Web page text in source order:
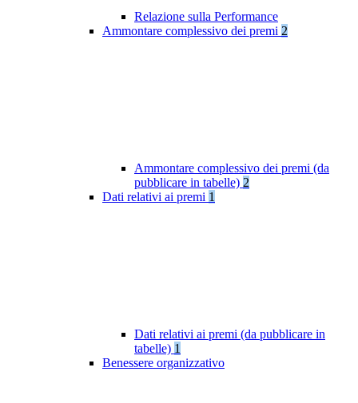
Relazione sulla Performance
Ammontare complessivo dei premi 2
Ammontare complessivo dei premi (da
pubblicare in tabelle) 2
Dati relativi ai premi 1
Dati relativi ai premi (da pubblicare in
tabelle) 1
Benessere organizzativo